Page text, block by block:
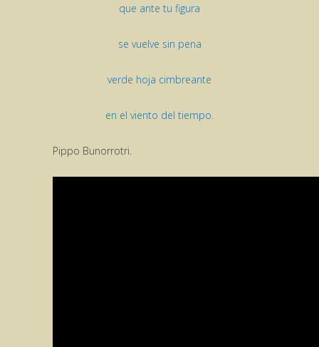
que ante tu figura
se vuelve sin pena
verde hoja cimbreante
en el viento del tiempo.
Pippo Bunorrotri.